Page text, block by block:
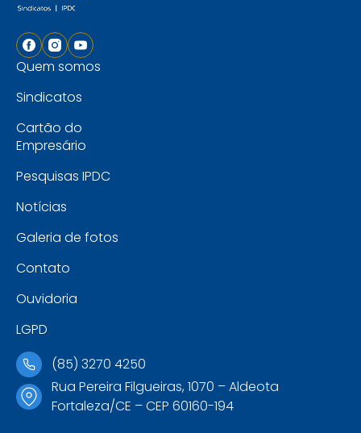
Quem somos
Sindicatos
Cartão do
Empresário
Pesquisas IPDC
Notícias
Galeria de fotos
Contato
Ouvidoria
LGPD
(85) 3270 4250
Rua Pereira Filgueiras, 1070 – Aldeota
Fortaleza/CE – CEP 60160-194